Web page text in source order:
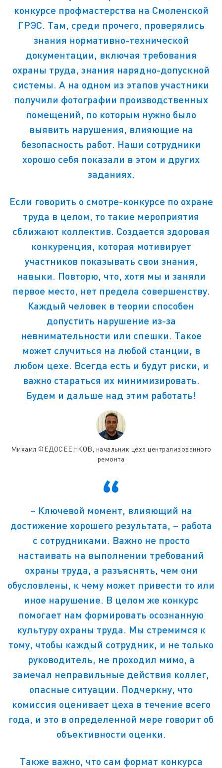
конкурсе профмастерства на Смоленской
ГРЭС. Там, среди прочего, проверялись
знания нормативно-технической
документации, включая требования
охраны труда, знания нарядно-допускной
системы. А на одном из этапов участники
получили фотографии производственных
помещений, по которым нужно было
выявить нарушения, влияющие на
безопасность работ. Наши сотрудники
хорошо себя показали в этом и других
заданиях.
Если говорить о смотре-конкурсе по охране
труда в целом, то такие мероприятия
сближают коллектив. Создается здоровая
конкуренция, которая мотивирует
участников показывать свои знания,
навыки. Повторю, что, хотя мы и заняли
первое место, нет предела совершенству.
Каждый человек в теории способен
допустить нарушение из-за
невнимательности или спешки. Такое
может случиться на любой станции, в
любом цехе. Всегда есть и будут риски, и
важно стараться их минимизировать.
Будем и дальше над этим работать!
Михаил ФЕДОСЕЕНКОВ, начальник цеха централизованного
ремонта
– Ключевой момент, влияющий на
достижение хорошего результата, – работа
с сотрудниками. Важно не просто
настаивать на выполнении требований
охраны труда, а разъяснять, чем они
обусловлены, к чему может привести то или
иное нарушение. В целом же конкурс
помогает нам формировать осознанную
культуру охраны труда. Мы стремимся к
тому, чтобы каждый сотрудник, и не только
руководитель, не проходил мимо, а
замечал неправильные действия коллег,
опасные ситуации. Подчеркну, что
комиссия оценивает цеха в течение всего
года, и это в определенной мере говорит об
объективности оценки.
Также важно, что сам формат конкурса